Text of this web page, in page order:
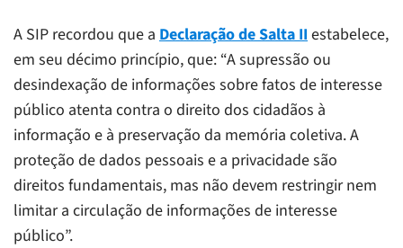
A SIP recordou que a Declaração de Salta II estabelece,
em seu décimo princípio, que: “A supressão ou
desindexação de informações sobre fatos de interesse
público atenta contra o direito dos cidadãos à
informação e à preservação da memória coletiva. A
proteção de dados pessoais e a privacidade são
direitos fundamentais, mas não devem restringir nem
limitar a circulação de informações de interesse
público”.